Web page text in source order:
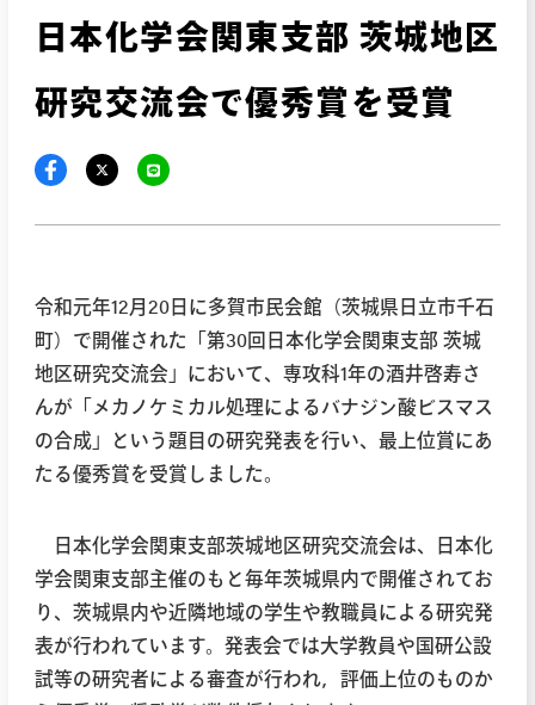
日本化学会関東支部 茨城地区
研究交流会で優秀賞を受賞
令和元年12月20日に多賀市民会館（茨城県日立市千石
町）で開催された「第30回日本化学会関東支部 茨城
地区研究交流会」において、専攻科1年の酒井啓寿さ
んが「メカノケミカル処理によるバナジン酸ビスマス
の合成」という題目の研究発表を行い、最上位賞にあ
たる優秀賞を受賞しました。
日本化学会関東支部茨城地区研究交流会は、日本化
学会関東支部主催のもと毎年茨城県内で開催されてお
り、茨城県内や近隣地域の学生や教職員による研究発
表が行われています。発表会では大学教員や国研公設
試等の研究者による審査が行われ，評価上位のものか